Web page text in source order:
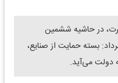
در حاشیه ششمین
بسته حمایت از صنایع،
دولت می‌آید.